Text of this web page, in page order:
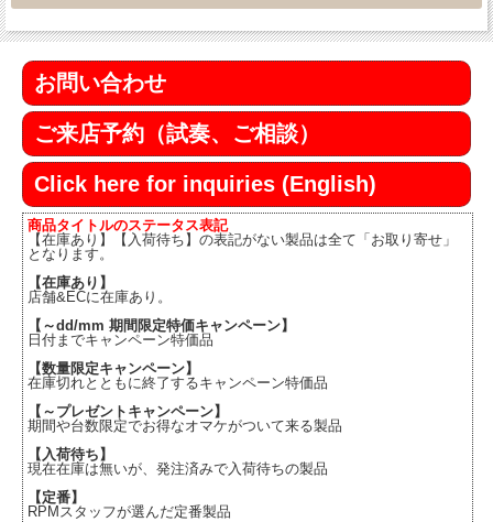
お問い合わせ
ご来店予約（試奏、ご相談）
Click here for inquiries (English)
商品タイトルのステータス表記
【在庫あり】【入荷待ち】の表記がない製品は全て「お取り寄せ」
となります。
【在庫あり】
店舗&ECに在庫あり。
【～dd/mm 期間限定特価キャンペーン】
日付までキャンペーン特価品
【数量限定キャンペーン】
在庫切れとともに終了するキャンペーン特価品
【～プレゼントキャンペーン】
期間や台数限定でお得なオマケがついて来る製品
【入荷待ち】
現在在庫は無いが、発注済みで入荷待ちの製品
【定番】
RPMスタッフが選んだ定番製品